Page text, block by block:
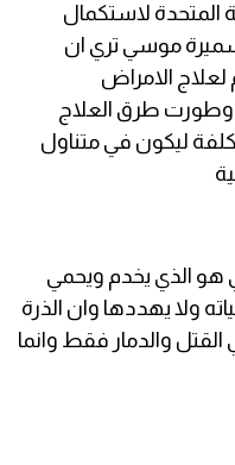
لاستكمال
سميرة موسي تري ان
لعلاج الامراض
طرق العلاج
ليكون في متناول
هو الذي يخدم ويحمي
ولا يهددها وان الذرة
والدمار فقط وانما